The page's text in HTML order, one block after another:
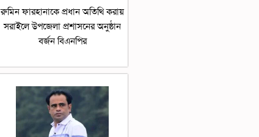
রুমিন ফারহানাকে প্রধান অতিথি করায়
সরাইলে উপজেলা প্রশাসনের অনুষ্ঠান
বর্জন বিএনপির